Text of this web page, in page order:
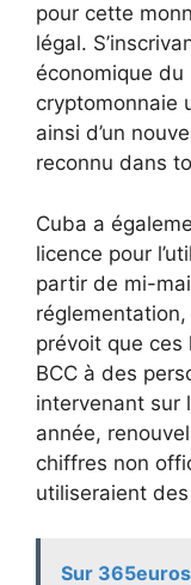
pour cette
légal.
économique
cryptomonnaie
ainsi d’un
reconnu dans
Cuba a
licence pour
partir de mi-
prévoit que
BCC à des
intervenant sur
année,
chiffres non
utiliseraient
Sur